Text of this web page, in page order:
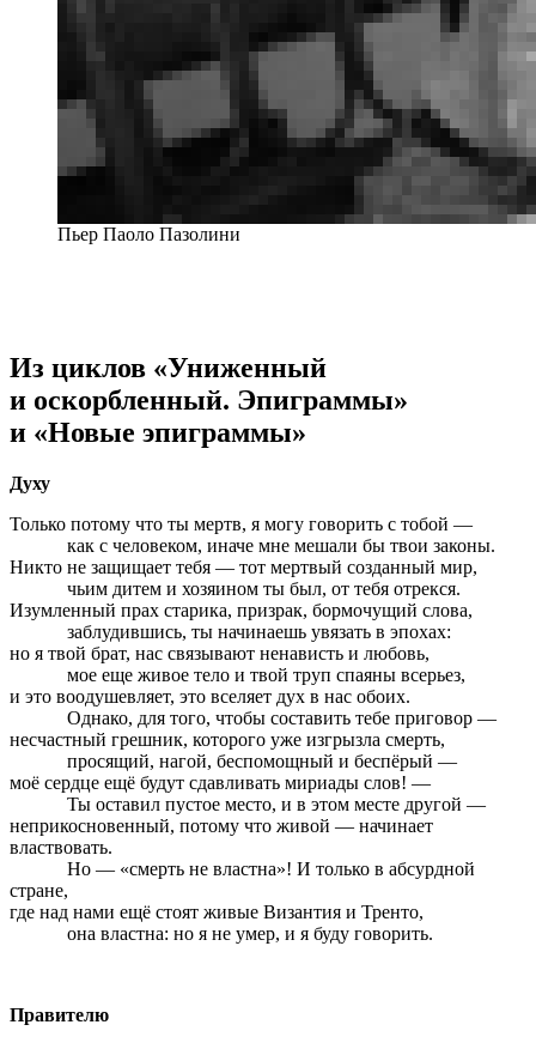
Пьер Паоло Пазолини
Из циклов «Униженный
и оскорбленный. Эпиграммы»
и «Новые эпиграммы»
Духу
Только потому что ты мертв, я могу говорить с тобой —
как с человеком, иначе мне мешали бы твои законы.
Никто не защищает тебя — тот мертвый созданный мир,
чьим дитем и хозяином ты был, от тебя отрекся.
Изумленный прах старика, призрак, бормочущий слова,
заблудившись, ты начинаешь увязать в эпохах:
но я твой брат, нас связывают ненависть и любовь,
мое еще живое тело и твой труп спаяны всерьез,
и это воодушевляет, это вселяет дух в нас обоих.
Однако, для того, чтобы составить тебе приговор —
несчастный грешник, которого уже изгрызла смерть,
просящий, нагой, беспомощный и беспёрый —
моё сердце ещё будут сдавливать мириады слов! —
Ты оставил пустое место, и в этом месте другой —
неприкосновенный, потому что живой — начинает
властвовать.
Но — «смерть не властна»! И только в абсурдной
стране,
где над нами ещё стоят живые Византия и Тренто,
она властна: но я не умер, и я буду говорить.
Правителю